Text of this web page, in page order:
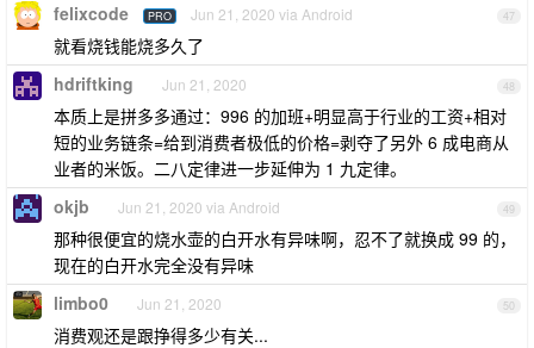
47
felixcode PRO Jun 21, 2020 via Android
就看烧钱能烧多久了
48
hdriftking Jun 21, 2020
本质上是拼多多通过：996 的加班+明显高于行业的工资+相对
短的业务链条=给到消费者极低的价格=剥夺了另外 6 成电商从
业者的米饭。二八定律进一步延伸为 1 九定律。
49
okjb Jun 21, 2020 via Android
那种很便宜的烧水壶的白开水有异味啊，忍不了就换成 99 的，
现在的白开水完全没有异味
50
limbo0 Jun 21, 2020
消费观还是跟挣得多少有关...